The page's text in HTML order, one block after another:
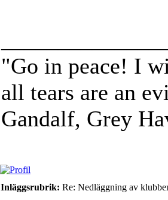
"Go in peace! I
all tears are an
Gandalf, Grey
Inläggsrubrik: Re: Nedläggning av